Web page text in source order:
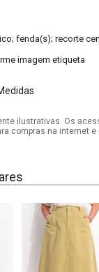
fenda(s); recorte
imagem etiqueta
ilustrativas. Os
compras na internet